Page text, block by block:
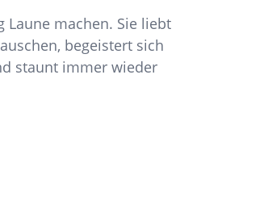
Laune machen. Sie liebt
begeistert sich
staunt immer wieder